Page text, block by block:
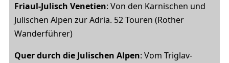
Friaul-Julisch Venetien: Von den Karnischen und
Julischen Alpen zur Adria. 52 Touren (Rother
Wanderführer)
Quer durch die Julischen Alpen: Vom Triglav-